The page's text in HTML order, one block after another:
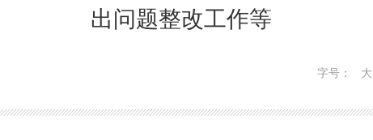
出问题整改工作等
字号： 大